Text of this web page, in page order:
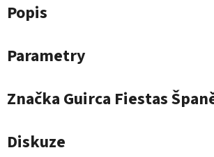
Popis
Parametry
Značka Guirca Fiestas
Diskuze